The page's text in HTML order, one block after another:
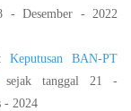
- Desember - 2022
Keputusan BAN-PT
sejak tanggal 21 -
- 2024